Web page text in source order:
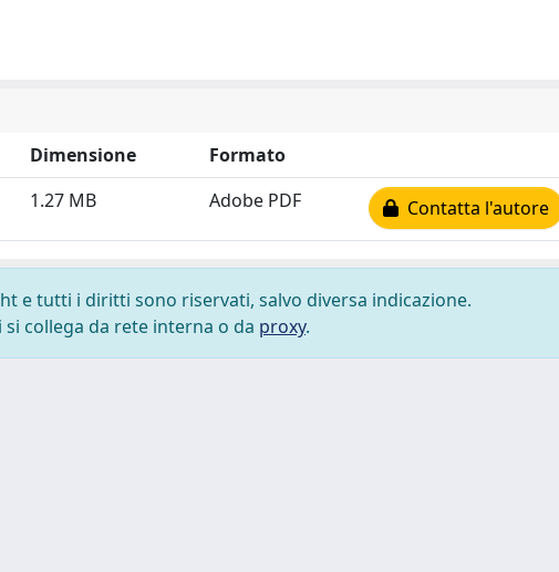
Dimensione
Formato
1.27 MB Adobe PDF Contatta l'autore
e tutti i diritti sono riservati, salvo diversa indicazione.
collega da rete interna o da proxy.